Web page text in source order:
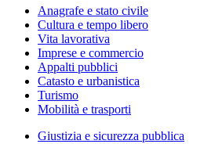
Anagrafe e stato civile
Cultura e tempo libero
Vita lavorativa
Imprese e commercio
Appalti pubblici
Catasto e urbanistica
Turismo
Mobilità e trasporti
Giustizia e sicurezza pubblica